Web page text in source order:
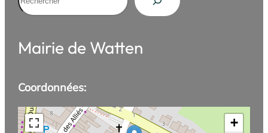
Mairie de Watten
Coordonnées:
+